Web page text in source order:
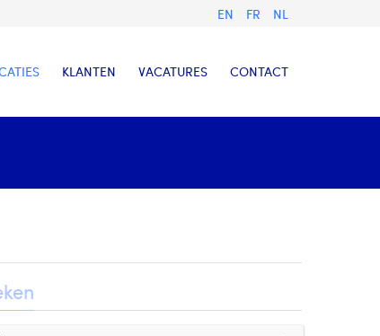
EN FR NL
KLANTEN VACATURES CONTACT